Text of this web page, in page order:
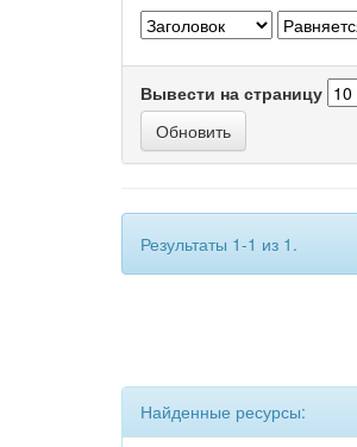
Вывести на страницу
Результаты 1-1 из 1.
Найденные ресурсы: